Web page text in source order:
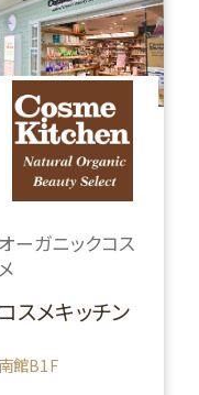
オーガニックコス
メ
コスメキッチン
南館B1F